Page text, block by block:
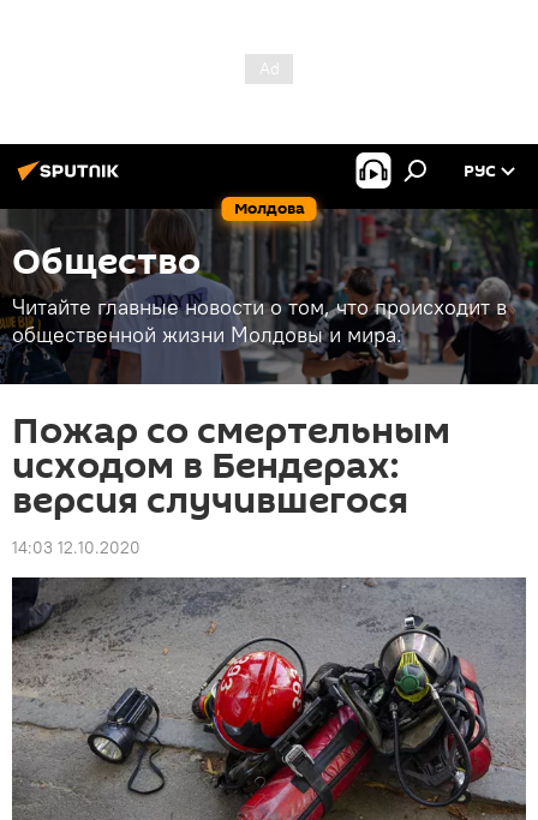
Молдова
РУС
Общество
Читайте главные новости о том, что происходит в
общественной жизни Молдовы и мира.
Пожар со смертельным
исходом в Бендерах:
версия случившегося
14:03 12.10.2020